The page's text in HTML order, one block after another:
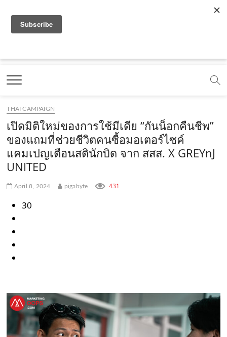
a
e
b
o
o
k
.
c
o
m
o
t
b
e
.
c
o
m
.
o
e
m
t
g
a
m
c
t
k
c
o
Marketing Oops!
DIGITAL | CREATIVE | ADVERTISING | CAMPAIGN |
THAI CAMPAIGN
เปิดมิติใหม่ของการใช้มีเดีย “กันน็อกคืนชีพ”
ของแถมที่ช่วยชีวิตคนซื้อมอเตอร์ไซค์
แคมเปญเตือนสตินักบิด จาก สสส. X GREYnJ
UNITED
April 8, 2024 pigabyte 431
30